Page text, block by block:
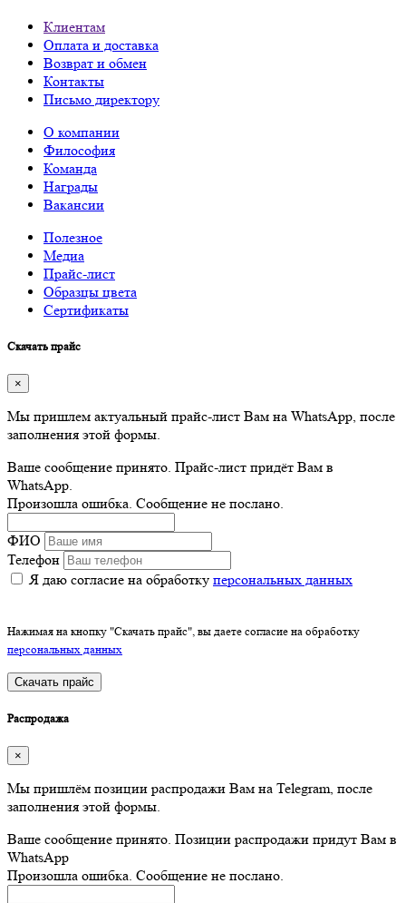
Клиентам
Оплата и доставка
Возврат и обмен
Контакты
Письмо директору
О компании
Философия
Команда
Награды
Вакансии
Полезное
Медиа
Прайс-лист
Образцы цвета
Сертификаты
Скачать прайс
×
Мы пришлем актуальный прайс-лист Вам на WhatsApp, после
заполнения этой формы.
Ваше сообщение принято. Прайс-лист придёт Вам в
WhatsApp.
Произошла ошибка. Сообщение не послано.
ФИО
Телефон
Я даю согласие на обработку персональных данных
Нажимая на кнопку "Скачать прайс", вы даете согласие на обработку
персональных данных
Скачать прайс
Распродажа
×
Мы пришлём позиции распродажи Вам на Telegram, после
заполнения этой формы.
Ваше сообщение принято. Позиции распродажи придут Вам в
WhatsApp
Произошла ошибка. Сообщение не послано.